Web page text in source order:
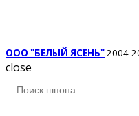
ООО "БЕЛЫЙ ЯСЕНЬ"2004-
close